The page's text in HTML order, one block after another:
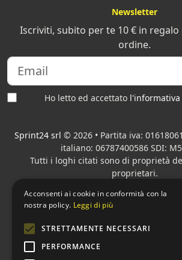
Newsletter
Iscriviti, subito per te 10 € in
ordine.
Ho letto ed accettato
Sprint24 srl © 2026 • Partita iva:
italiano: 06787400586 SDI:
Tutti i loghi citati sono di proprietà
proprietari.
adibita
elettronica per gli Enti
Acconsenti ai cookie in conformità con la
nostra policy. Leggi di più
STRETTAMENTE NECESSARI
PERFORMANCE